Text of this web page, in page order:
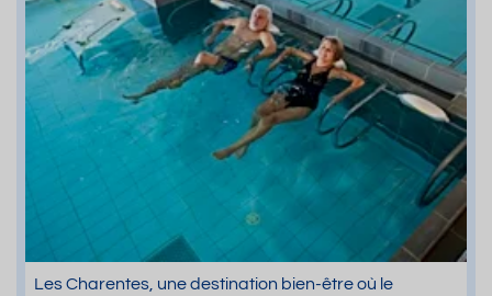
Les Charentes, une destination bien-être où le